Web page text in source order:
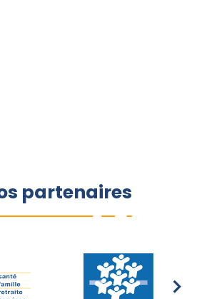
partenaires